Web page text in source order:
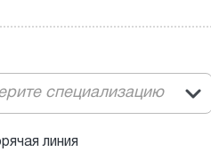
специализацию
линия